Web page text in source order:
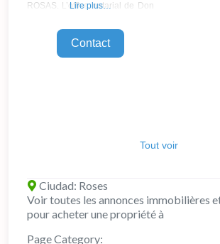
ROSAS. L’office notarial de Don
dans la ville de Roses et fournit
des services notariaux dans le
Lire plus…
Contact
Tout voir
Ciudad: Roses
Voir toutes les annonces immobilières
pour acheter une propriété à
Page Category: